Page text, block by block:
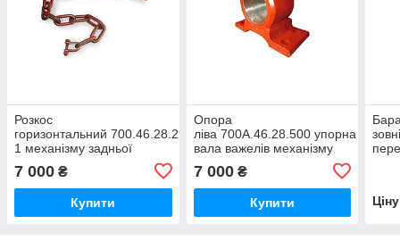
Розкос
горизонтальний 700.46.28.290-
1 механізму задньої
Кировець К-700, К-700А,
К-701,К-744
7 000 ₴
Купити
Опора
ліва 700А.46.28.500 упорна
вала важелів механізму
задньої навіски трактора
Кировець К-700, К-700 А,
К-701
7 000₴
Купити